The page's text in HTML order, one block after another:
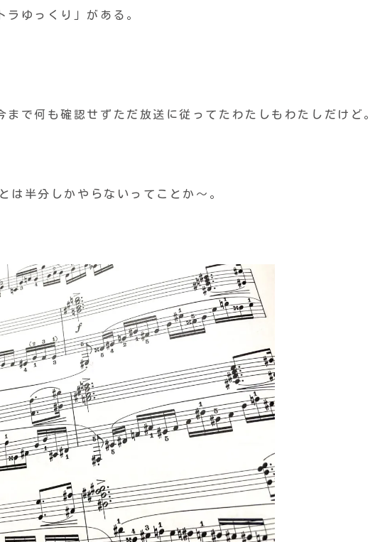
ゆっくり」がある。
まで何も確認せずただ放送に従ってたわたしもわたしだけど。
は半分しかやらないってことか〜。